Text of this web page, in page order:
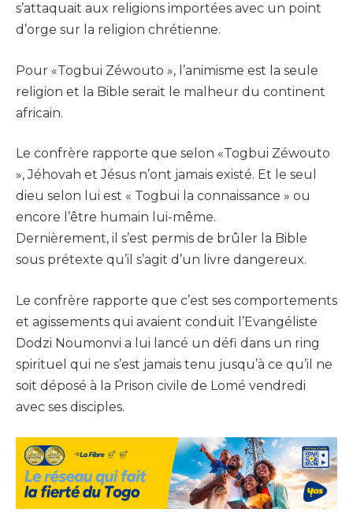
s’attaquait aux religions importées avec un point
d’orge sur la religion chrétienne.
Pour «Togbui Zéwouto », l’animisme est la seule
religion et la Bible serait le malheur du continent
africain.
Le confrère rapporte que selon «Togbui Zéwouto
», Jéhovah et Jésus n’ont jamais existé. Et le seul
dieu selon lui est « Togbui la connaissance » ou
encore l’être humain lui-même.
Dernièrement, il s’est permis de brûler la Bible
sous prétexte qu’il s’agit d’un livre dangereux.
Le confrère rapporte que c’est ses comportements
et agissements qui avaient conduit l’Evangéliste
Dodzi Noumonvi a lui lancé un défi dans un ring
spirituel qui ne s’est jamais tenu jusqu’à ce qu’il ne
soit déposé à la Prison civile de Lomé vendredi
avec ses disciples.